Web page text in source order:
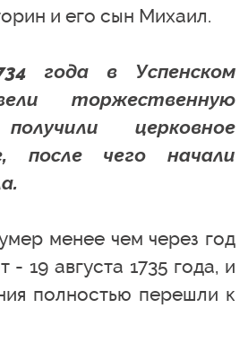
и его сын Михаил.
года в Успенском
торжественную
церковное
после чего начали
менее чем через год
- 19 августа 1735 года, и
полностью перешли к